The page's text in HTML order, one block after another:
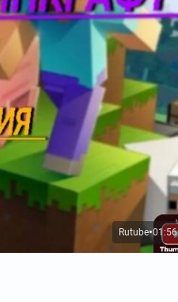
Rutube●01:56